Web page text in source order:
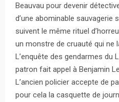
Beauvau pour devenir
d’une abominable sauvagerie
suivent le même rituel
un monstre de cruauté qui ne
L’enquête des gendarmes du
patron fait appel à Benjamin
L’ancien policier accepte de
pour cela la casquette de